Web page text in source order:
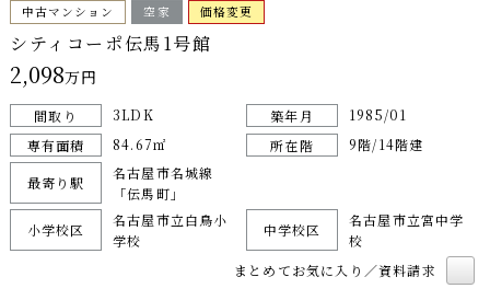
中古マンション 空家 価格変更
シティコーポ伝馬1号館
2,098万円
間取り 3LDK 築年月
1985/01
専有面積
84.67㎡ 所在階 9階/14階建
最寄り駅
名古屋市名城線
「伝馬町」
小学校区
名古屋市立白鳥小
学校
中学校区
名古屋市立宮中学
校
まとめてお気に入り／資料請求